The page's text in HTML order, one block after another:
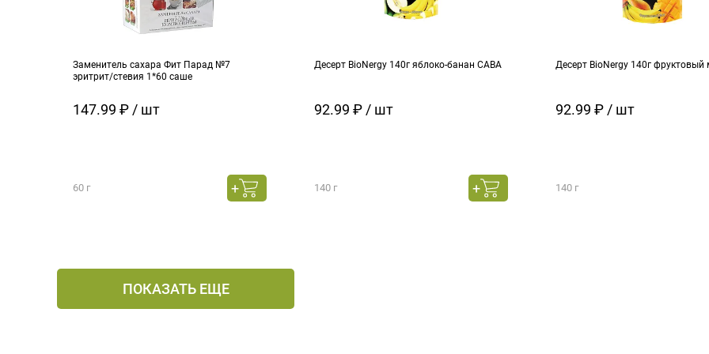
Заменитель сахара Фит Парад №7
эритрит/стевия 1*60 саше
147.99 ₽ / шт
60 г
Десерт BioNergy 140г яблоко-банан САВА
92.99 ₽ / шт
140 г
Десерт BioNergy 140г фруктовый
92.99 ₽ / шт
140 г
ПОКАЗАТЬ ЕЩЕ